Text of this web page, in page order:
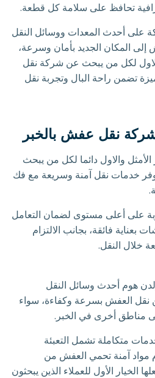
تحافظ على سلامة كل قطعة.
على أحدث المعدات ووسائل النقل
المكان الجديد بأمان وسرعة،
لكل من يبحث عن شركة نقل
تضمن راحة البال وتجربة نقل
نقل عفش بالخبر
والاول دائما لكل من يبحث
خدمات نقل آمنة وسريعة مع فك
على أعلى مستوى لضمان التعامل
بعناية فائقة، بجانب الالتزام
خلال النقل.
هوم أحدث وسائل النقل
نقل العفش بسرعة وكفاءة، سواء
مناطق أخرى في الخبر.
متكاملة تشمل التعبئة
مواد آمنة تحمي العفش من
الخيار الأول للعملاء الذين يبحثون